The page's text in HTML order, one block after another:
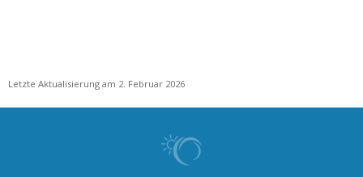
Letzte Aktualisierung am 2. Februar 2026